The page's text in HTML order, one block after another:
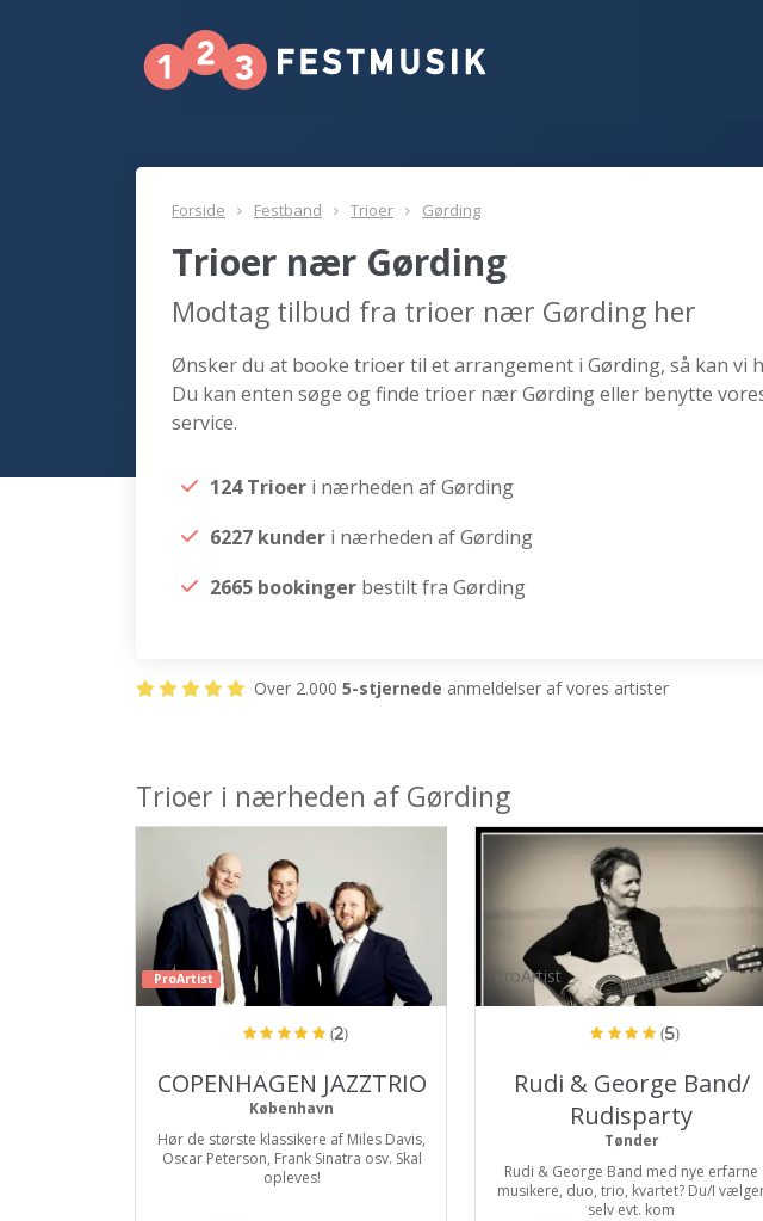
Forside Festband Trioer Gørding
Trioer nær Gørding
Modtag tilbud fra trioer nær Gørding her
Ønsker du at booke trioer til et arrangement i Gørding, så kan vi
Du kan enten søge og finde trioer nær Gørding eller benytte
service.
124 Trioer i nærheden af Gørding
6227 kunder i nærheden af Gørding
2665 bookinger bestilt fra Gørding
Over 2.000 5-stjernede anmeldelser af vores artister
Trioer i nærheden af Gørding
ProArtist
(2)
COPENHAGEN JAZZTRIO
København
Hør de største klassikere af Miles Davis,
Oscar Peterson, Frank Sinatra osv. Skal
opleves!
ProArtist
(5)
Rudi & George Band/
Rudisparty
Tønder
Rudi & George Band med nye erfarne
musikere, duo, trio, kvartet? Du/I
selv evt. kom